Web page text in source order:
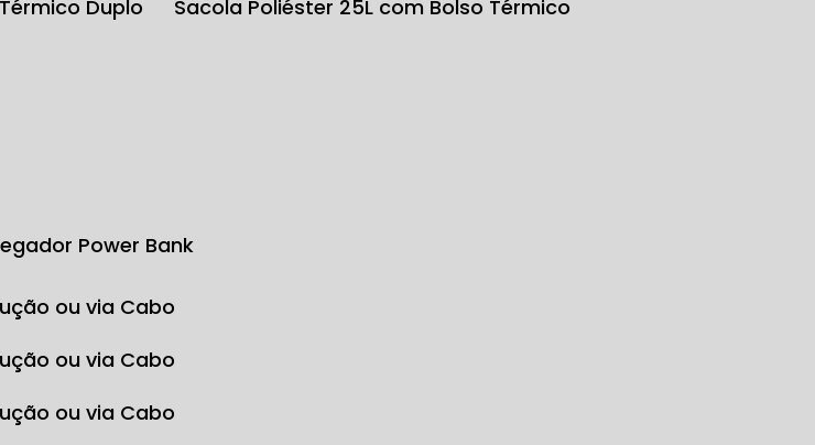
Duplo
Sacola Poliéster 25L com Bolso Térmico
Power Bank
ou via Cabo
ou via Cabo
ou via Cabo